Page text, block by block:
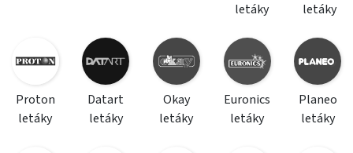
letáky
letáky
Proton
letáky
Datart
letáky
Okay
letáky
Euronics
letáky
Planeo
letáky